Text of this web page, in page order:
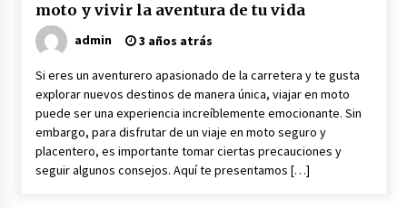
moto y vivir la aventura de tu vida
admin 3 años atrás
Si eres un aventurero apasionado de la carretera y te gusta
explorar nuevos destinos de manera única, viajar en moto
puede ser una experiencia increíblemente emocionante. Sin
embargo, para disfrutar de un viaje en moto seguro y
placentero, es importante tomar ciertas precauciones y
seguir algunos consejos. Aquí te presentamos […]